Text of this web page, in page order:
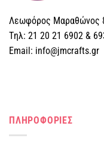
Λεωφόρος Μαραθώνος
Tηλ: 21 20 21 6902 &
Email: info@jmcrafts.gr
ΠΛΗΡΟΦΟΡΙΕΣ